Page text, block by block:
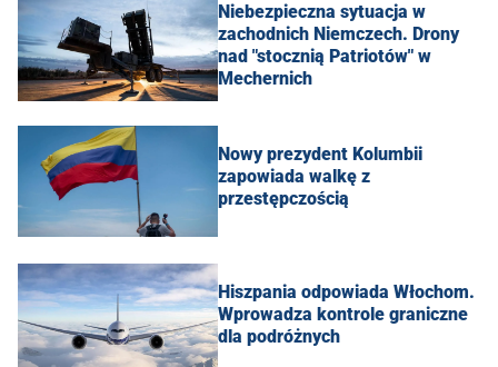
Niebezpieczna sytuacja w
zachodnich Niemczech. Drony
nad "stocznią Patriotów" w
Mechernich
Nowy prezydent Kolumbii
zapowiada walkę z
przestępczością
Hiszpania odpowiada Włochom.
Wprowadza kontrole graniczne
dla podróżnych